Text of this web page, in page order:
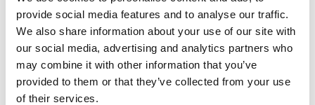
provide social media features and to analyse our traffic.
We also share information about your use of our site with
our social media, advertising and analytics partners who
may combine it with other information that you’ve
provided to them or that they’ve collected from your use
of their services.
« Smotrich parle ouvertement de "contrôler toute
notre terre", comme si la Palestine n'avait pas sa
propre population et ses propres droits », explique
Peter Mertens. Pour lui, ces propos montrent les
véritables intentions du gouvernement israélien. « La
Belgique et l'Union européenne ne feront